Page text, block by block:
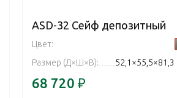
ASD-32 Сейф депозитный
Цвет:
Размер (Д×Ш×В):
52,1×55,5×81,3
68 720 ₽